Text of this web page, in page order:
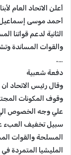
أعلن الاتحاد العام
أحمد موسى إسماعيل
الثانية لدعم قواتنا
والقوات المساندة
….
دفعة شعبية
وقال رئيس الاتحاد
وقوف المكونات
علي وجه الخصوص الي
سبيل تخفيف العبء عن
المسلحة والقوات
المليشيا المتمردة